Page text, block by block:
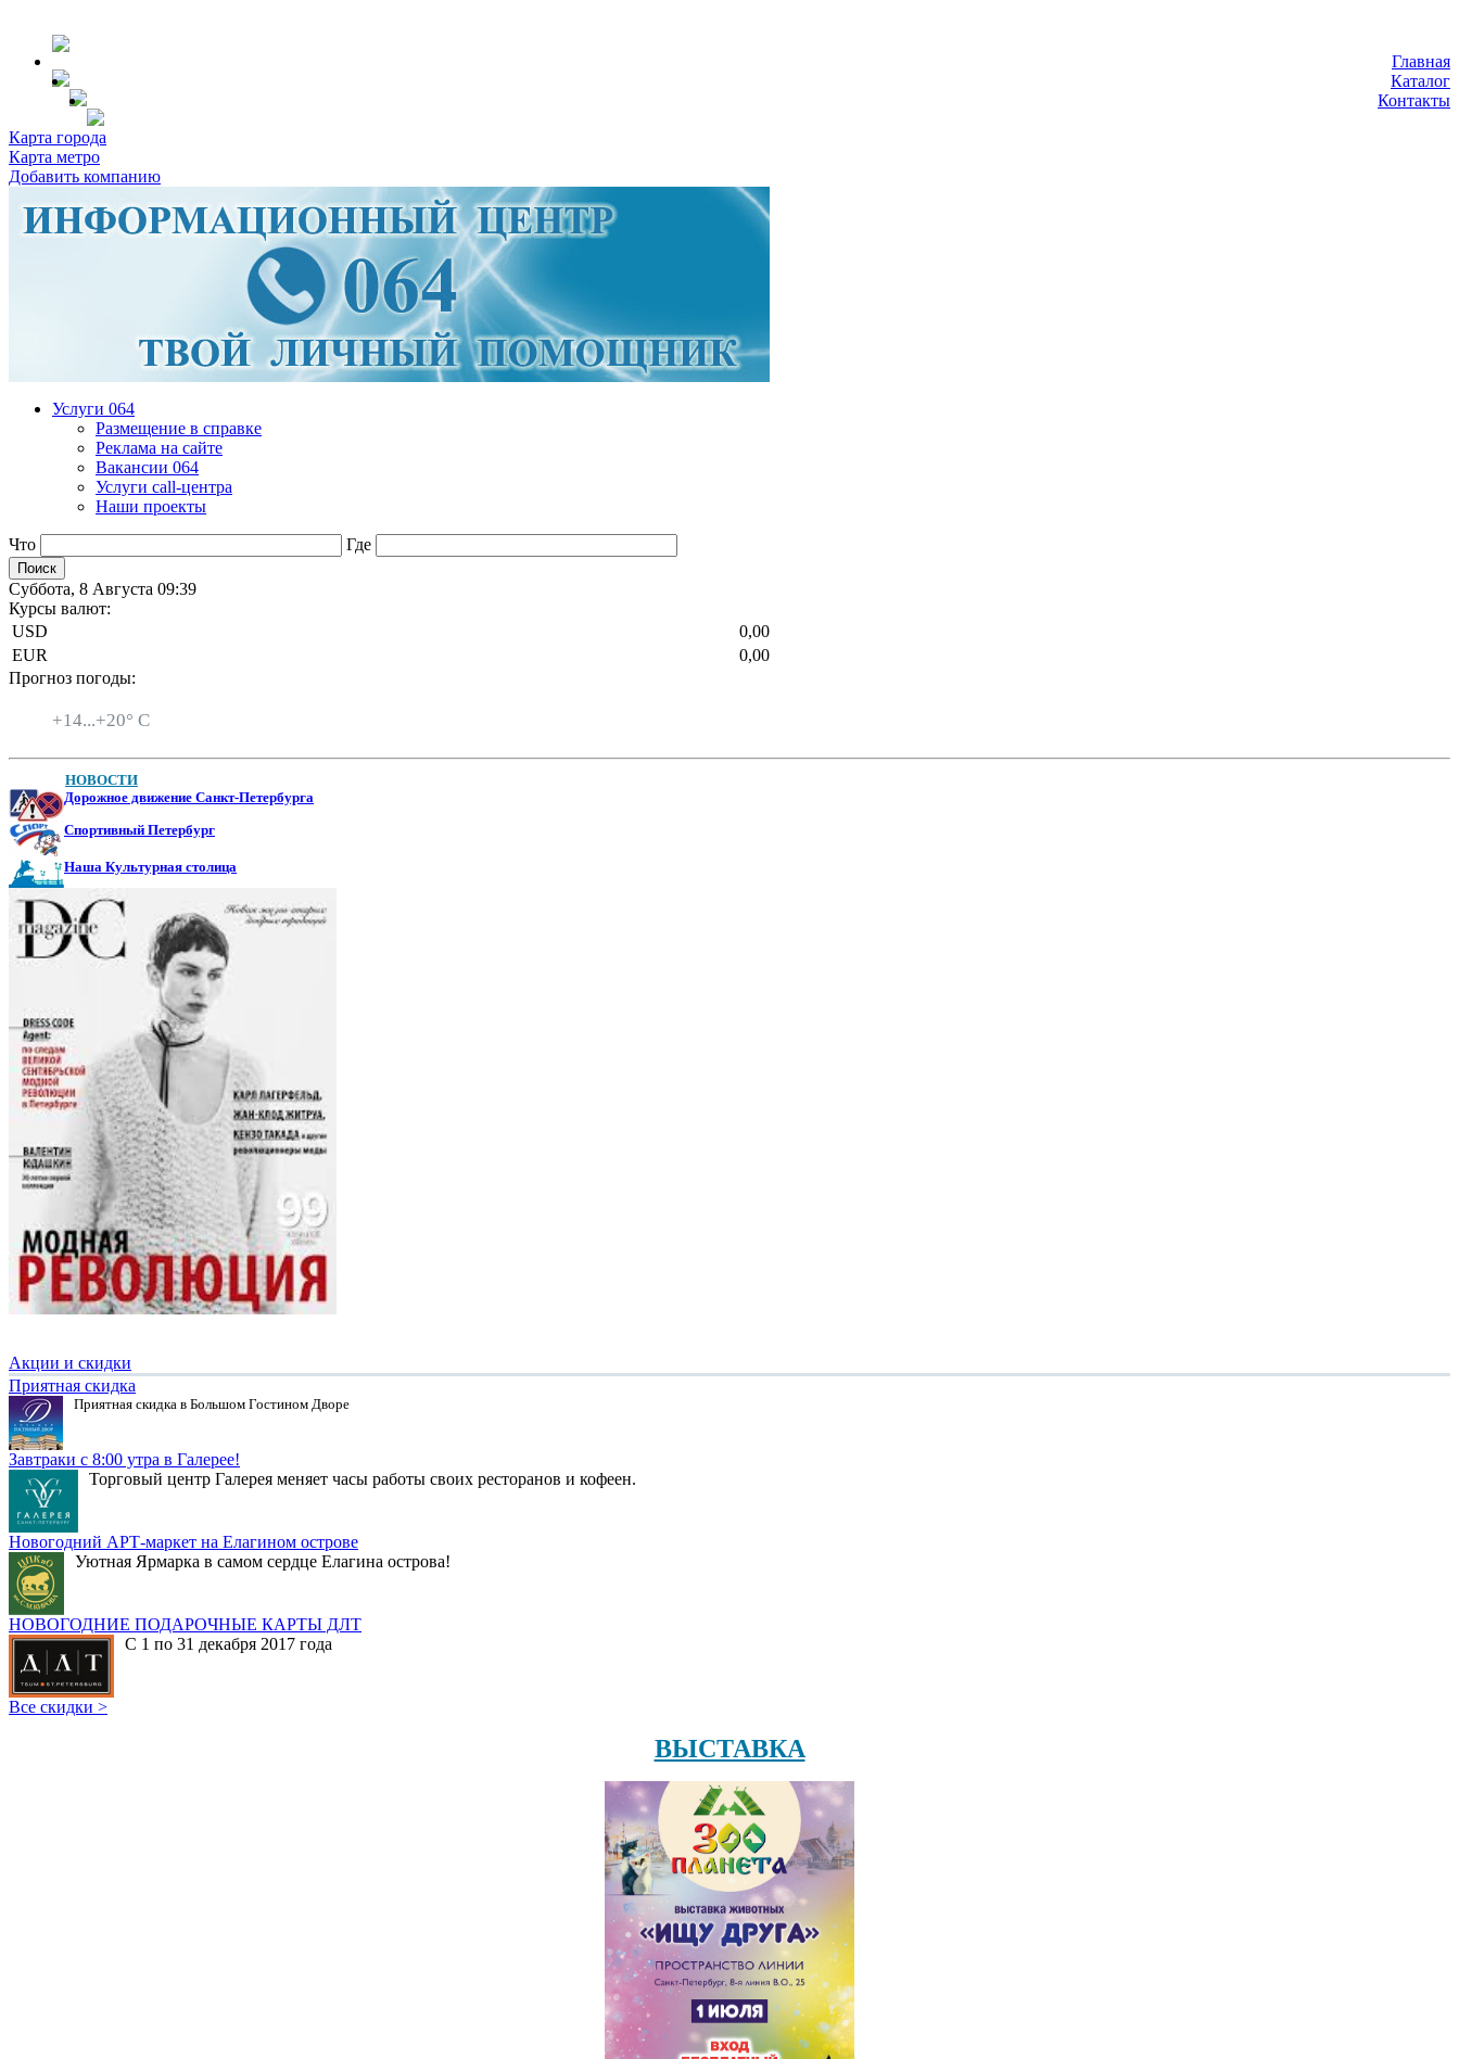
Главная
Каталог
Контакты
Карта города
Карта метро
Добавить компанию
Услуги 064
Размещение в справке
Реклама на сайте
Вакансии 064
Услуги call-центра
Наши проекты
Что Где
Суббота, 8 Августа 09:39
Курсы валют:
USD
0,00
EUR
0,00
Прогноз погоды:
+14...+20° C
НОВОСТИ
Дорожное движение Санкт-Петербурга
Спортивный Петербург
Наша Культурная столица
Акции и скидки
Приятная скидка
Приятная скидка в Большом Гостином Дворе
Завтраки с 8:00 утра в Галерее!
Торговый центр Галерея меняет часы работы своих ресторанов и кофеен.
Новогодний АРТ-маркет на Елагином острове
Уютная Ярмарка в самом сердце Елагина острова!
НОВОГОДНИЕ ПОДАРОЧНЫЕ КАРТЫ ДЛТ
С 1 по 31 декабря 2017 года
Все скидки >
ВЫСТАВКА